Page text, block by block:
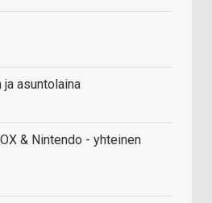
asuntolaina
& Nintendo - yhteinen